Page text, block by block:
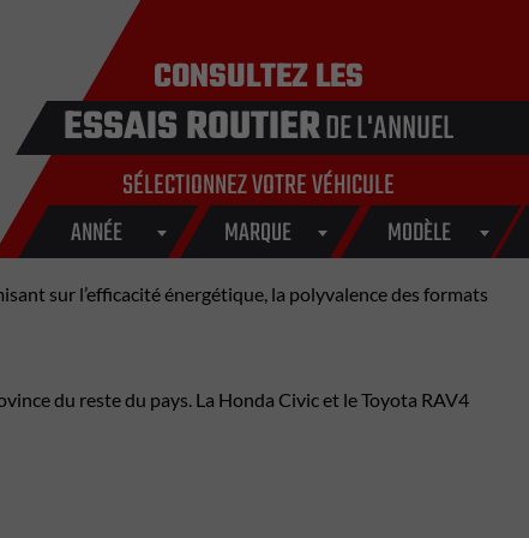
CONSULTEZ LES
ESSAIS ROUTIERDE L'ANNUEL
SÉLECTIONNEZ VOTRE VÉHICULE
ANNÉE MARQUE MODÈLE
sur l’efficacité énergétique, la polyvalence des formats
du reste du pays. La Honda Civic et le Toyota RAV4